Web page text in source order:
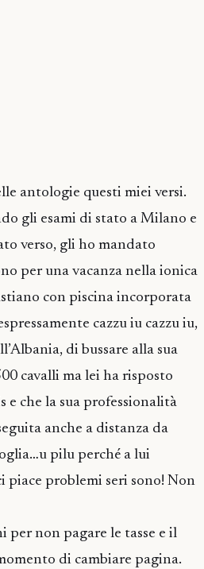
antologie questi miei versi.
gli esami di stato a Milano e
verso, gli ho mandato
per una vacanza nella ionica
con piscina incorporata
cazzu iu cazzu iu,
di bussare alla sua
cavalli ma lei ha risposto
e che la sua professionalità
anche a distanza da
pilu perché a lui
piace problemi seri sono! Non
per non pagare le tasse e il
di cambiare pagina.